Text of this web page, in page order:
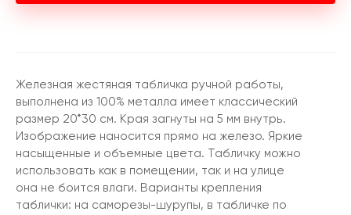
Железная жестяная табличка ручной работы,
выполнена из 100% металла имеет классический
размер 20*30 см. Края загнуты на 5 мм внутрь.
Изображение наносится прямо на железо. Яркие
насыщенные и объемные цвета. Табличку можно
использовать как в помещении, так и на улице
она не боится влаги. Варианты крепления
таблички: на саморезы-шурупы, в табличке по